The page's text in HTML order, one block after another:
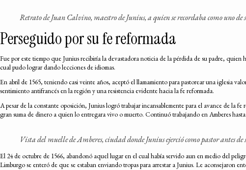
Retrato de Juan Calvino, maestro de Junius, a quien se recordaba como uno
Perseguido por su fe reformada
Fue por este tiempo que Junius recibiría la devastadora noticia de la pérdida de su padre, quien
cual pudo lograr dando lecciones de idiomas.
En abril de 1565, teniendo casi veinte años, aceptó el llamamiento para pastorear una iglesia
sentimiento antifrancés en la región y una resistencia evidente hacia la fe reformada.
A pesar de la constante oposición, Junius logró trabajar incansablemente para el avance de la
gran suma de dinero a quien lo entregara vivo o muerto. Continuó trabajando en Amberes
Vista del muelle de Amberes, ciudad donde Junius ejerció como pastor antes
El 24 de octubre de 1566, abandonó aquel lugar en el cual había servido aun en medio del
Limburgo se enteró de que se estaban enviando tropas para arrestar a Junius. Le aconsejaron